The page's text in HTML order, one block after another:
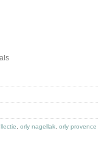
, orly nagellak, orly provence